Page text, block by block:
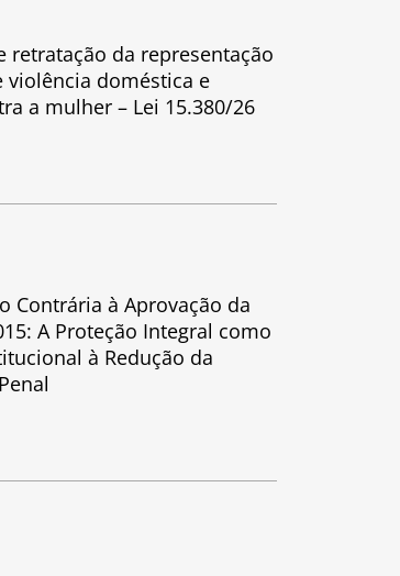
retratação da representação
violência doméstica e
a mulher – Lei 15.380/26
Contrária à Aprovação da
A Proteção Integral como
à Redução da